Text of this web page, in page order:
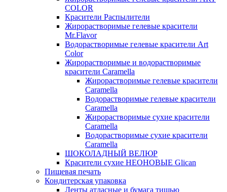
COLOR
Красители Распылители
Жирорастворимые гелевые красители
Mr.Flavor
Водорастворимые гелевые красители Art
Color
Жирорастворимые и водорастворимые
красители Caramella
Жирорастворимые гелевые красители
Caramella
Водорастворимые гелевые красители
Caramella
Жирорастворимые сухие красители
Caramella
Водорастворимые сухие красители
Caramella
ШОКОЛАДНЫЙ ВЕЛЮР
Красители сухие НЕОНОВЫЕ Glican
Пищевая печать
Кондитерская упаковка
Ленты атласные и бумага тишью